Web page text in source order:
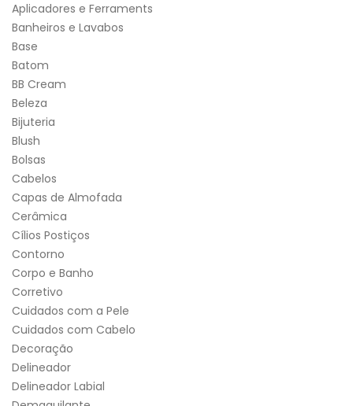
Aplicadores e Ferraments
Banheiros e Lavabos
Base
Batom
BB Cream
Beleza
Bijuteria
Blush
Bolsas
Cabelos
Capas de Almofada
Cerâmica
Cílios Postiços
Contorno
Corpo e Banho
Corretivo
Cuidados com a Pele
Cuidados com Cabelo
Decoração
Delineador
Delineador Labial